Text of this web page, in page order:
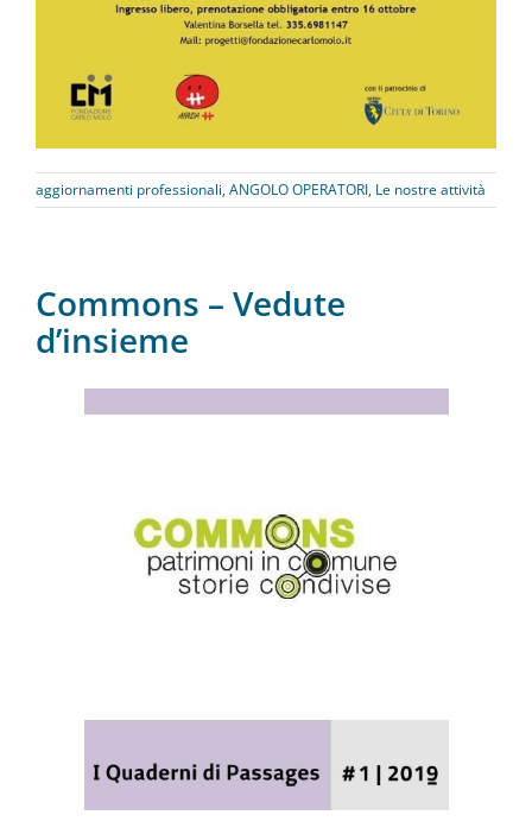
aggiornamenti professionali, ANGOLO OPERATORI, Le nostre attività
Commons – Vedute
d’insieme